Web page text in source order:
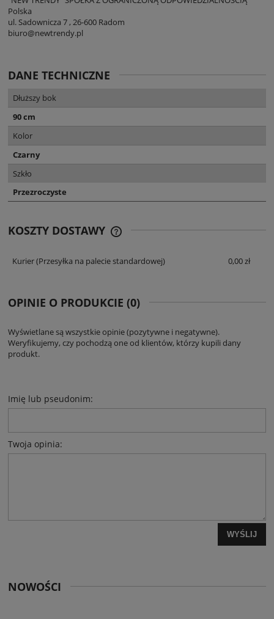
Polska
ul. Sadownicza 7 , 26-600 Radom
biuro@newtrendy.pl
DANE TECHNICZNE
Dłuższy bok
90 cm
Kolor
Czarny
Szkło
Przezroczyste
KOSZTY DOSTAWY
Kurier(Przesyłka na palecie standardowej) 0,00 zł
OPINIE O PRODUKCIE (0)
Wyświetlane są wszystkie opinie (pozytywne i negatywne).
Weryfikujemy, czy pochodzą one od klientów, którzy kupili dany
produkt.
Imię lub pseudonim:
Twoja opinia:
WYŚLIJ
NOWOŚCI